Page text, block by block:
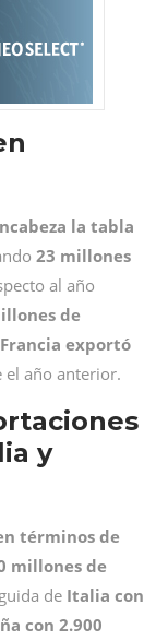
la tabla
23 millones
al año
de
Francia exportó
el año anterior.
y
términos de
millones de
de Italia con
con 2.900